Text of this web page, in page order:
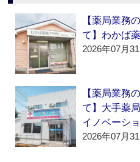
【薬局業務
て】わかば
2026年07月
【薬局業務
て】大手薬
イノベーショ
2026年07月